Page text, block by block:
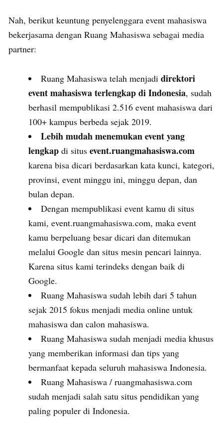
Nah, berikut keuntung penyelenggara event mahasiswa
bekerjasama dengan Ruang Mahasiswa sebagai media
partner:
Ruang Mahasiswa telah menjadi direktori
event mahasiswa terlengkap di Indonesia, sudah
berhasil mempublikasi 2.516 event mahasiswa dari
100+ kampus berbeda sejak 2019.
Lebih mudah menemukan event yang
lengkap di situs event.ruangmahasiswa.com
karena bisa dicari berdasarkan kata kunci, kategori,
provinsi, event minggu ini, minggu depan, dan
bulan depan.
Dengan mempublikasi event kamu di situs
kami, event.ruangmahasiswa.com, maka event
kamu berpeluang besar dicari dan ditemukan
melalui Google dan situs mesin pencari lainnya.
Karena situs kami terindeks dengan baik di
Google.
Ruang Mahasiswa sudah lebih dari 5 tahun
sejak 2015 fokus menjadi media online untuk
mahasiswa dan calon mahasiswa.
Ruang Mahasiswa sudah menjadi media khusus
yang memberikan informasi dan tips yang
bermanfaat kepada seluruh mahasiswa Indonesia.
Ruang Mahasiswa / ruangmahasiswa.com
sudah menjadi salah satu situs pendidikan yang
paling populer di Indonesia.